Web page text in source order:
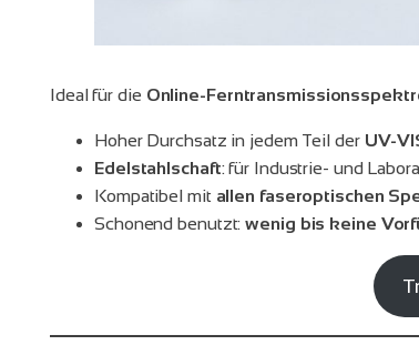
Ideal für die Online-
Hoher Durchsatz in jedem Teil der UV-
Edelstahlschaft: für Industrie- und
Kompatibel mit allen faseroptischen
Schonend benutzt:wenig bis keine